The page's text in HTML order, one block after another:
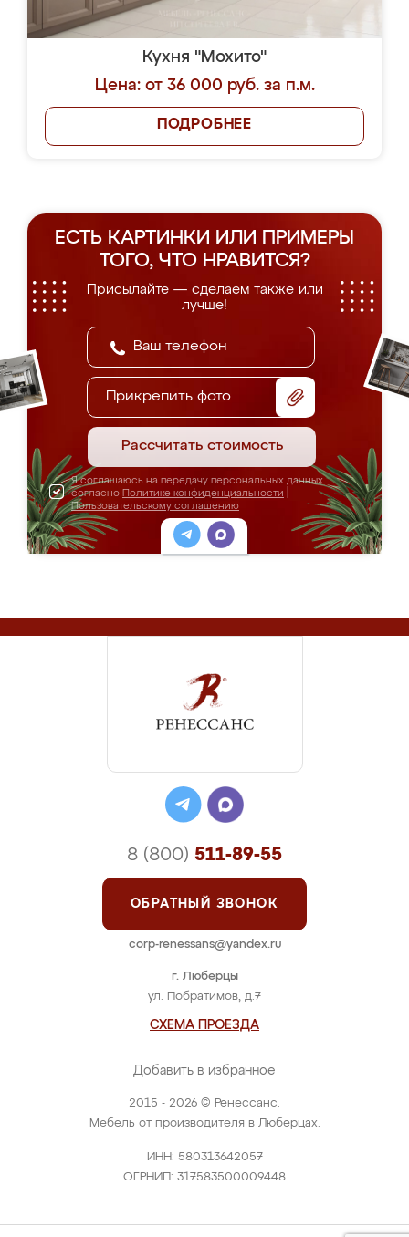
Кухня "Мохито"
Цена: от 36 000 руб. за п.м.
ПОДРОБНЕЕ
ЕСТЬ КАРТИНКИ ИЛИ ПРИМЕРЫ
ТОГО, ЧТО НРАВИТСЯ?
Присылайте — сделаем также или
лучше!
Прикрепить фото
Рассчитать стоимость
Я соглашаюсь на передачу персональных данных
согласно Политике конфиденциальности
Пользовательскому соглашению
2015 - 2026 © Ренессанс.
Мебель от производителя в Люберцах.
ИНН: 580313642057
ОГРНИП: 317583500009448
г. Люберцы
ул. Побратимов, д.7
СХЕМА ПРОЕЗДА
Добавить в избранное
8 (800) 511-89-55
ОБРАТНЫЙ ЗВОНОК
corp-renessans@yandex.ru